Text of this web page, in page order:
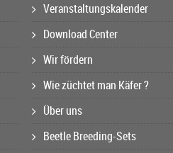
Veranstaltungskalender
Download Center
Wir fördern
Wie züchtet man Käfer ?
Über uns
Beetle Breeding-Sets